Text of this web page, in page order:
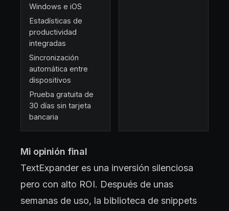
Windows e iOS
Estadísticas de
productividad
integradas
Sincronización
automática entre
dispositivos
Prueba gratuita de
30 días sin tarjeta
bancaria
Mi opinión final
TextExpander es una inversión silenciosa
pero con alto ROI. Después de unas
semanas de uso, la biblioteca de snippets